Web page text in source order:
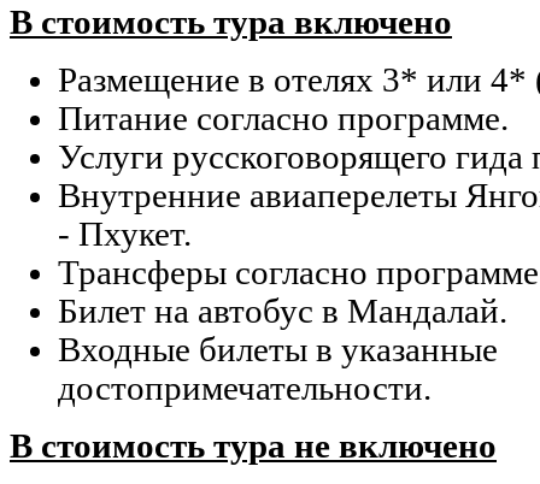
В стоимость тура включено
Размещение в отелях 3* или
Питание согласно программе.
Услуги русскоговорящего
Внутренние авиаперелеты
- Пхукет.
Трансферы согласно
Билет на автобус в Мандалай.
Входные билеты в указанные
достопримечательности.
В стоимость тура не включено